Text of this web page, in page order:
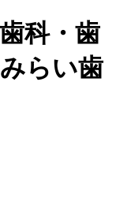
科・歯
らい歯